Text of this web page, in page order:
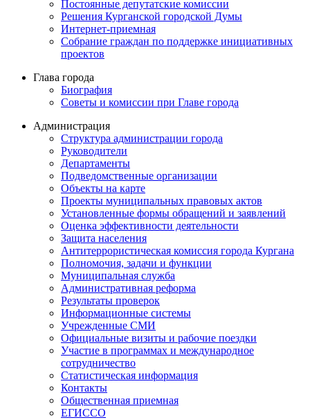
Постоянные депутатские комиссии
Решения Курганской городской Думы
Интернет-приемная
Собрание граждан по поддержке инициативных
проектов
Глава города
Биография
Советы и комиссии при Главе города
Администрация
Структура администрации города
Руководители
Департаменты
Подведомственные организации
Объекты на карте
Проекты муниципальных правовых актов
Установленные формы обращений и заявлений
Оценка эффективности деятельности
Защита населения
Антитеррористическая комиссия города Кургана
Полномочия, задачи и функции
Муниципальная служба
Административная реформа
Результаты проверок
Информационные системы
Учрежденные СМИ
Официальные визиты и рабочие поездки
Участие в программах и международное
сотрудничество
Статистическая информация
Контакты
Общественная приемная
ЕГИССО